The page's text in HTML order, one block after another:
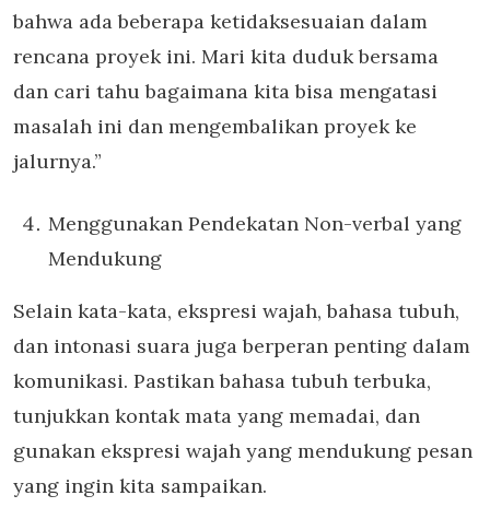
bahwa ada beberapa ketidaksesuaian dalam
rencana proyek ini. Mari kita duduk bersama
dan cari tahu bagaimana kita bisa mengatasi
masalah ini dan mengembalikan proyek ke
jalurnya.”
Menggunakan Pendekatan Non-verbal yang
Mendukung
Selain kata-kata, ekspresi wajah, bahasa tubuh,
dan intonasi suara juga berperan penting dalam
komunikasi. Pastikan bahasa tubuh terbuka,
tunjukkan kontak mata yang memadai, dan
gunakan ekspresi wajah yang mendukung pesan
yang ingin kita sampaikan.